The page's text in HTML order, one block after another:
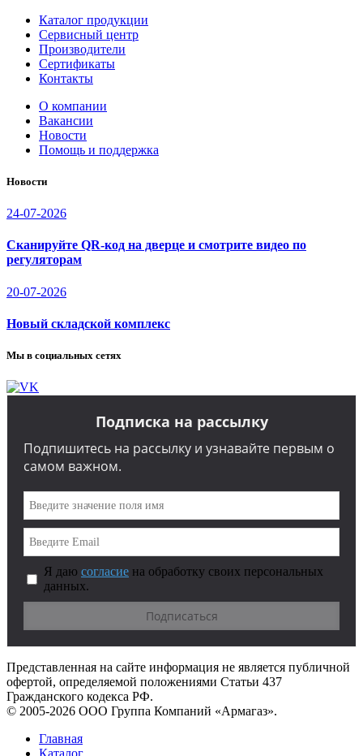
Каталог продукции
Сервисный центр
Производители
Сертификаты
Контакты
О компании
Вакансии
Новости
Помощь и поддержка
Новости
24-07-2026
Сканируйте QR-код на дверце и смотрите видео по
регуляторам
20-07-2026
Новый складской комплекс
Мы в социальных сетях
Подписка на рассылку
Подпишитесь на рассылку и узнавайте первым о
самом важном.
Я даю согласие на обработку своих персональных
данных.
Представленная на сайте информация не является публичной
офертой, определяемой положениями Статьи 437
Гражданского кодекса РФ.
© 2005-2026 ООО Группа Компаний «Армагаз».
Главная